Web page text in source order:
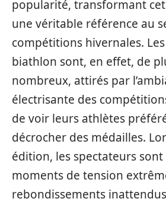
popularité, transformant
une véritable référence au
compétitions hivernales.
biathlon sont, en effet, de
nombreux, attirés par
électrisante des
de voir leurs athlètes
décrocher des médailles.
édition, les spectateurs
moments de tension
rebondissements